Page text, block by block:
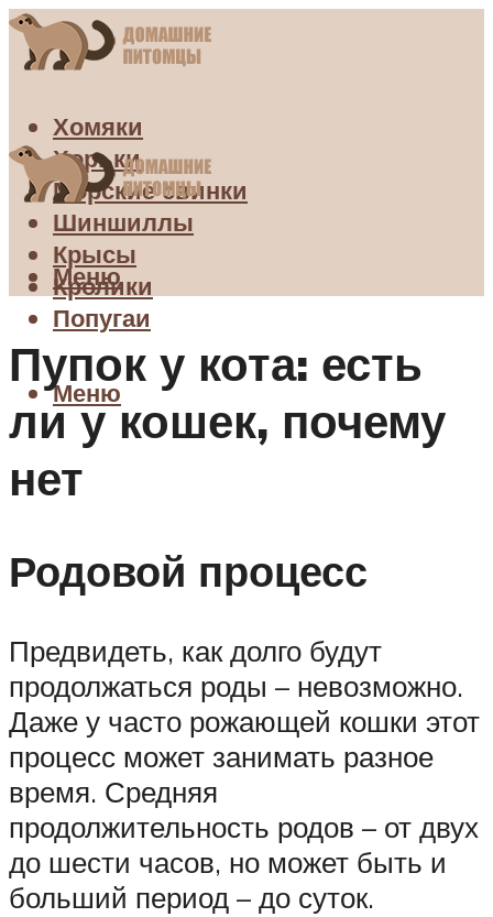
Хомяки
Хорьки
Морские свинки
Шиншиллы
Крысы
Кролики
Попугаи
Меню
Меню
Пупок у кота: есть
ли у кошек, почему
нет
Родовой процесс
Предвидеть, как долго будут
продолжаться роды – невозможно.
Даже у часто рожающей кошки этот
процесс может занимать разное
время. Средняя
продолжительность родов – от двух
до шести часов, но может быть и
больший период – до суток.